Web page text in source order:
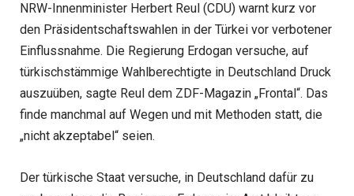
NRW-Innenminister Herbert Reul (CDU) warnt kurz vor
den Präsidentschaftswahlen in der Türkei vor verbotener
Einflussnahme. Die Regierung Erdogan versuche, auf
türkischstämmige Wahlberechtigte in Deutschland Druck
auszuüben, sagte Reul dem ZDF-Magazin „Frontal“. Das
finde manchmal auf Wegen und mit Methoden statt, die
„nicht akzeptabel“ seien.
Der türkische Staat versuche, in Deutschland dafür zu